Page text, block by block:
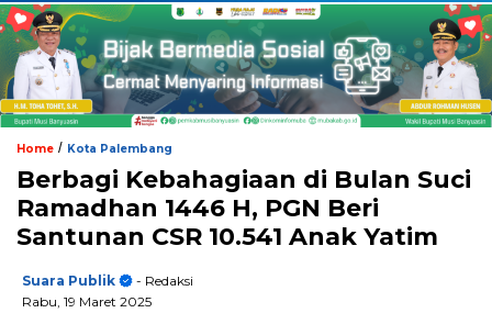
Home / Kota Palembang
Berbagi Kebahagiaan di Bulan Suci
Ramadhan 1446 H, PGN Beri
Santunan CSR 10.541 Anak Yatim
Suara Publik
- Redaksi
Rabu, 19 Maret 2025